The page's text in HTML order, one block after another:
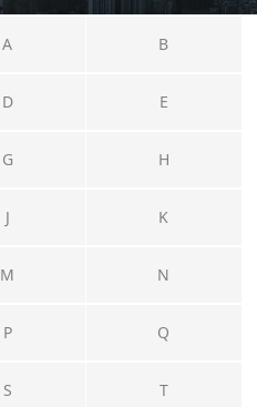
A B
D E
G H
J K
M N
P Q
S T